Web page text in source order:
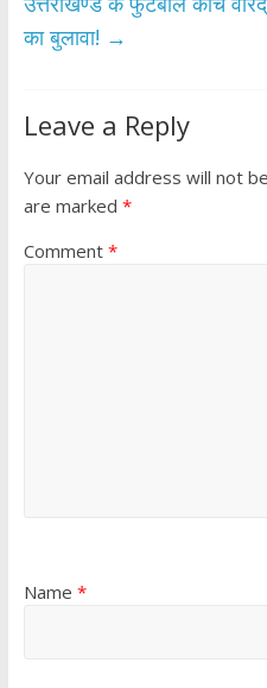
का बुलावा! →
Leave a Reply
Your email address will not
are marked *
Comment *
Name *